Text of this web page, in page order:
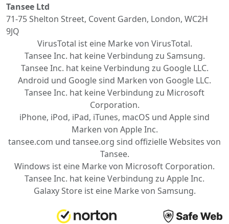
Tansee Ltd
71-75 Shelton Street, Covent Garden, London, WC2H
9JQ
VirusTotal ist eine Marke von VirusTotal.
Tansee Inc. hat keine Verbindung zu Samsung.
Tansee Inc. hat keine Verbindung zu Google LLC.
Android und Google sind Marken von Google LLC.
Tansee Inc. hat keine Verbindung zu Microsoft
Corporation.
iPhone, iPod, iPad, iTunes, macOS und Apple sind
Marken von Apple Inc.
tansee.com und tansee.org sind offizielle Websites von
Tansee.
Windows ist eine Marke von Microsoft Corporation.
Tansee Inc. hat keine Verbindung zu Apple Inc.
Galaxy Store ist eine Marke von Samsung.